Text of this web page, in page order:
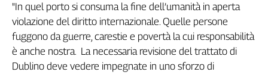
di
Genova,
il
sangue
della
"In quel porto si consuma la fine dell’umanità in aperta
violazione del diritto internazionale. Quelle persone
fuggono da guerre, carestie e povertà la cui responsabilità
è anche nostra. La necessaria revisione del trattato di
Dublino deve vedere impegnate in uno sforzo di